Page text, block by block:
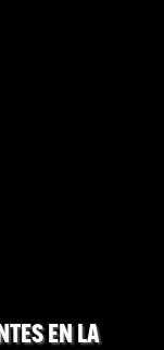
EN LA